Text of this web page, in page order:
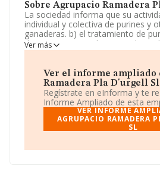
Sobre Agrupacio Ramadera
La sociedad informa que su
individual y colectiva de purines y
ganaderas. b) el tratamiento de
deyecciones ganaderas, mediante
instalaciones correspondientes. c)
dediquen al tratamie. La sociedad
Sociedad Limitada. Su actividad
eliminación de residuos no
La sociedad no tiene actividad en
De acuerdo con la
Comisión, de 6 de mayo de 2003,
compañía se encuadra como
Ver más
Ver el informe ampliado
Ramadera Pla D'urgell Sl
Regístrate en eInforma y te
Informe Ampliado de esta
VER INFORME
AGRUPACIO RAMADERA
SL